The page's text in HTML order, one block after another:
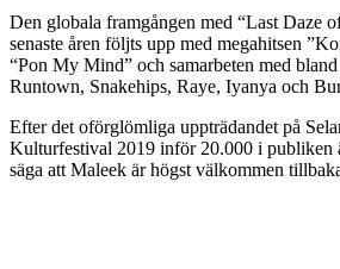
Den globala framgången med “Last Daze
senaste åren följts upp med megahitsen
“Pon My Mind” och samarbeten med
Runtown, Snakehips, Raye, Iyanya och
Efter det oförglömliga uppträdandet på
Kulturfestival 2019 inför 20.000 i publiken
säga att Maleek är högst välkommen